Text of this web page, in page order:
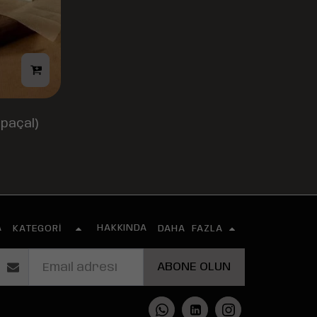
KATEGORI HAKKINDA DAHA FAZLA
ABONE OLUN